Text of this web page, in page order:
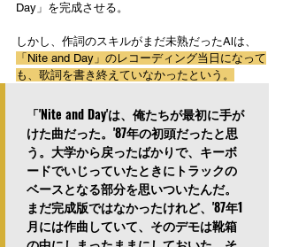
Day」を完成させる。
しかし、作詞のスキルがまだ未熟だったAlは、
「Nite and Day」のレコーディング当日になって
も、歌詞を書き終えていなかったという。
「'Nite and Day'は、俺たちが最初に手が
けた曲だった。'87年の初頭だったと思
う。大学から戻ったばかりで、キーボ
ードでいじっていたときにトラックの
ベースとなる部分を思いついたんだ。
まだ完成版ではなかったけれど、'87年1
月には作曲していて、そのデモは靴箱